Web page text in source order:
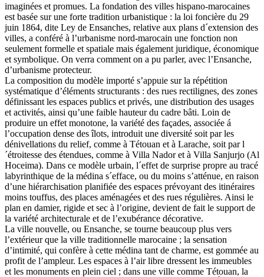
imaginées et promues. La fondation des villes hispano-marocaines
est basée sur une forte tradition urbanistique : la loi foncière du 29
juin 1864, dite Ley de Ensanches, relative aux plans d´extension des
villes, a conféré à l’urbanisme nord-marocain une fonction non
seulement formelle et spatiale mais également juridique, économique
et symbolique. On verra comment on a pu parler, avec l’Ensanche,
d’urbanisme protecteur.
La composition du modèle importé s’appuie sur la répétition
systématique d’éléments structurants : des rues rectilignes, des zones
définissant les espaces publics et privés, une distribution des usages
et activités, ainsi qu’une faible hauteur du cadre bâti. Loin de
produire un effet monotone, la variété des façades, associée á
l’occupation dense des îlots, introduit une diversité soit par les
dénivellations du relief, comme à Tétouan et à Larache, soit par l
´étroitesse des étendues, comme à Villa Nador et à Villa Sanjurjo (Al
Hoceima). Dans ce modèle urbain, l´effet de surprise propre au tracé
labyrinthique de la médina s´efface, ou du moins s’atténue, en raison
d’une hiérarchisation planifiée des espaces prévoyant des itinéraires
moins touffus, des places aménagées et des rues régulières. Ainsi le
plan en damier, rigide et sec à l’origine, devient de fait le support de
la variété architecturale et de l’exubérance décorative.
La ville nouvelle, ou Ensanche, se tourne beaucoup plus vers
l’extérieur que la ville traditionnelle marocaine ; la sensation
d’intimité, qui confère à cette médina tant de charme, est gommée au
profit de l’ampleur. Les espaces à l’air libre dressent les immeubles
et les monuments en plein ciel ; dans une ville comme Tétouan, la